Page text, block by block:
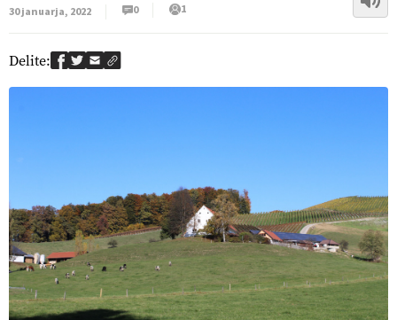
30 januarja, 2022
0 1
Delite: